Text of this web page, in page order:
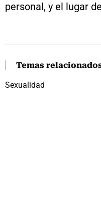
personal, y el lugar
Temas
Sexualidad